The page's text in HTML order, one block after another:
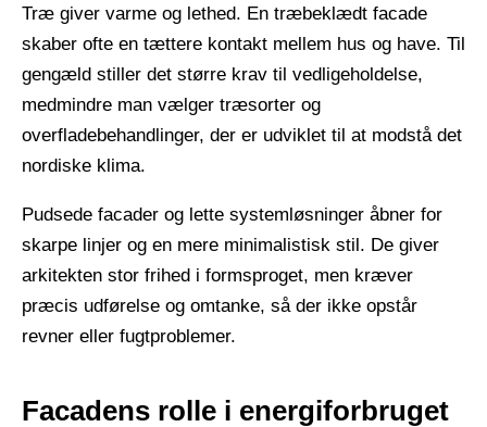
Træ giver varme og lethed. En træbeklædt facade
skaber ofte en tættere kontakt mellem hus og have. Til
gengæld stiller det større krav til vedligeholdelse,
medmindre man vælger træsorter og
overfladebehandlinger, der er udviklet til at modstå det
nordiske klima.
Pudsede facader og lette systemløsninger åbner for
skarpe linjer og en mere minimalistisk stil. De giver
arkitekten stor frihed i formsproget, men kræver
præcis udførelse og omtanke, så der ikke opstår
revner eller fugtproblemer.
Facadens rolle i energiforbruget